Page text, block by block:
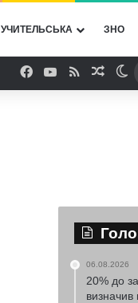
УЧИТЕЛЬСЬКА ЗНО
Facebook
YouTube
RSS
06.08.2026
20% до
визначив